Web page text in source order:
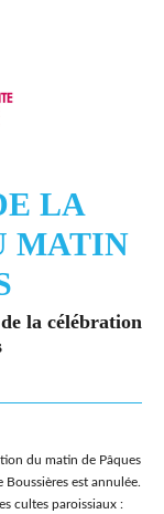
LA
MATIN
la célébration
du matin de Pâques
est annulée.
cultes paroissiaux :